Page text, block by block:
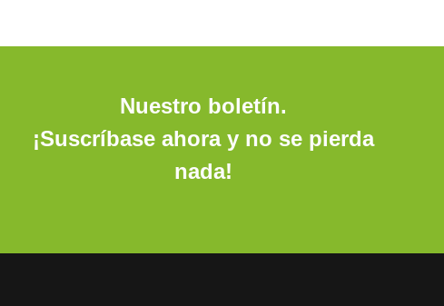
Nuestro boletín.
¡Suscríbase ahora y no se pierda
nada!